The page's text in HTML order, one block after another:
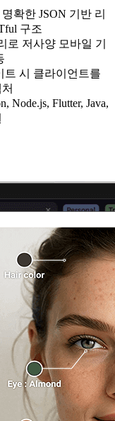
확한 JSON 기반 리
구조
로 저사양 모바일 기
트 시 클라이언트를
Node.js, Flutter, Java,